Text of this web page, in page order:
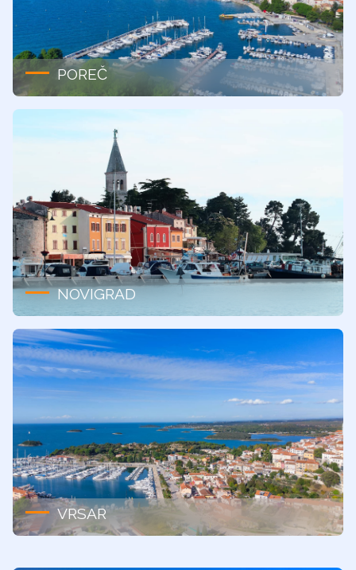
POREČ
NOVIGRAD
VRSAR